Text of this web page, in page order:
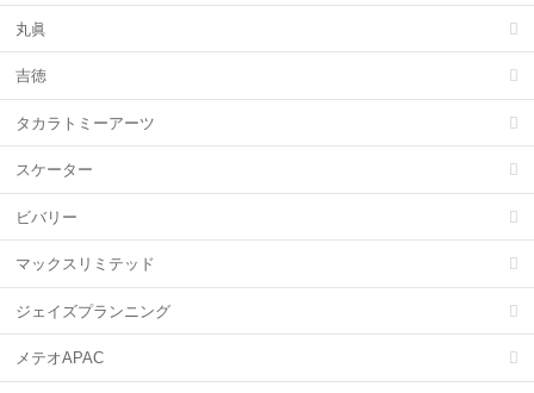
丸眞
吉徳
タカラトミーアーツ
スケーター
ビバリー
マックスリミテッド
ジェイズプランニング
メテオAPAC